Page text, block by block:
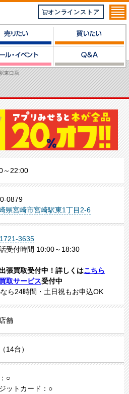
オンラインストア
東口店
～22:00
0879
県宮崎市宮崎駅東1丁目2-6
3635
受付時間 10:00～18:30
張買取受付中！詳しくはこちら
取サービス受付中
ら24時間・土日祝もお申込OK
舗
14台）
○
ットカード：○